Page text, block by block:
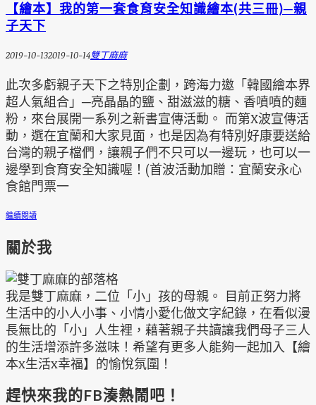
【繪本】我的第一套食育安全知識繪本(共三冊)─親
子天下
2019-10-132019-10-14雙丁麻麻
此次多虧親子天下之特別企劃，跨海力邀「韓國繪本界
超人氣組合」─亮晶晶的鹽、甜滋滋的糖、香噴噴的麵
粉，來台展開一系列之新書宣傳活動。 而第X波宣傳活
動，選在宜蘭和大家見面，也是因為有特別好康要送給
台灣的親子檔們，讓親子們不只可以一邊玩，也可以一
邊學到食育安全知識喔！(首波活動加贈：宜蘭安永心
食館門票一
繼續閱讀
關於我
我是雙丁麻麻，二位「小」孩的母親。 目前正努力將
生活中的小人小事、小情小愛化做文字紀錄，在看似漫
長無比的「小」人生裡，藉著親子共讀讓我們母子三人
的生活增添許多滋味！希望有更多人能夠一起加入【繪
本x生活x幸福】的愉悅氛圍！
趕快來我的FB湊熱鬧吧！